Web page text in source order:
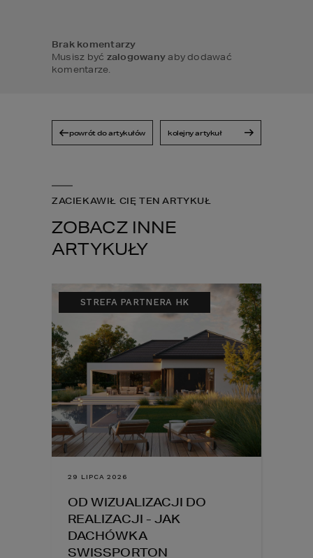
Brak komentarzy
Musisz być zalogowanyaby dodawać
komentarze.
powrót do artykułów kolejny artykuł
ZACIEKAWIŁ CIĘ TEN ARTYKUŁ
ZOBACZ INNE
ARTYKUŁY
STREFA PARTNERA HK
29 LIPCA 2026
OD WIZUALIZACJI DO
REALIZACJI - JAK
DACHÓWKA
SWISSPORTON